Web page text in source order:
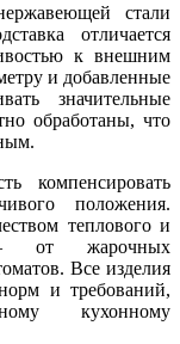
стали
отличается
к внешним
и добавленные
значительные
обработаны, что
компенсировать
положения.
теплового и
— от жарочных
Все изделия
и требований,
кухонному